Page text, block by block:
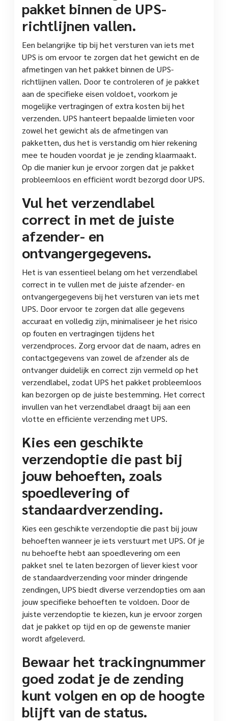
pakket binnen de UPS-
richtlijnen vallen.
Een belangrijke tip bij het versturen van iets met
UPS is om ervoor te zorgen dat het gewicht en de
afmetingen van het pakket binnen de UPS-
richtlijnen vallen. Door te controleren of je pakket
aan de specifieke eisen voldoet, voorkom je
mogelijke vertragingen of extra kosten bij het
verzenden. UPS hanteert bepaalde limieten voor
zowel het gewicht als de afmetingen van
pakketten, dus het is verstandig om hier rekening
mee te houden voordat je je zending klaarmaakt.
Op die manier kun je ervoor zorgen dat je pakket
probleemloos en efficiënt wordt bezorgd door UPS.
Vul het verzendlabel
correct in met de juiste
afzender- en
ontvangergegevens.
Het is van essentieel belang om het verzendlabel
correct in te vullen met de juiste afzender- en
ontvangergegevens bij het versturen van iets met
UPS. Door ervoor te zorgen dat alle gegevens
accuraat en volledig zijn, minimaliseer je het risico
op fouten en vertragingen tijdens het
verzendproces. Zorg ervoor dat de naam, adres en
contactgegevens van zowel de afzender als de
ontvanger duidelijk en correct zijn vermeld op het
verzendlabel, zodat UPS het pakket probleemloos
kan bezorgen op de juiste bestemming. Het correct
invullen van het verzendlabel draagt bij aan een
vlotte en efficiënte verzending met UPS.
Kies een geschikte
verzendoptie die past bij
jouw behoeften, zoals
spoedlevering of
standaardverzending.
Kies een geschikte verzendoptie die past bij jouw
behoeften wanneer je iets verstuurt met UPS. Of je
nu behoefte hebt aan spoedlevering om een
pakket snel te laten bezorgen of liever kiest voor
de standaardverzending voor minder dringende
zendingen, UPS biedt diverse verzendopties om aan
jouw specifieke behoeften te voldoen. Door de
juiste verzendoptie te kiezen, kun je ervoor zorgen
dat je pakket op tijd en op de gewenste manier
wordt afgeleverd.
Bewaar het trackingnummer
goed zodat je de zending
kunt volgen en op de hoogte
blijft van de status.